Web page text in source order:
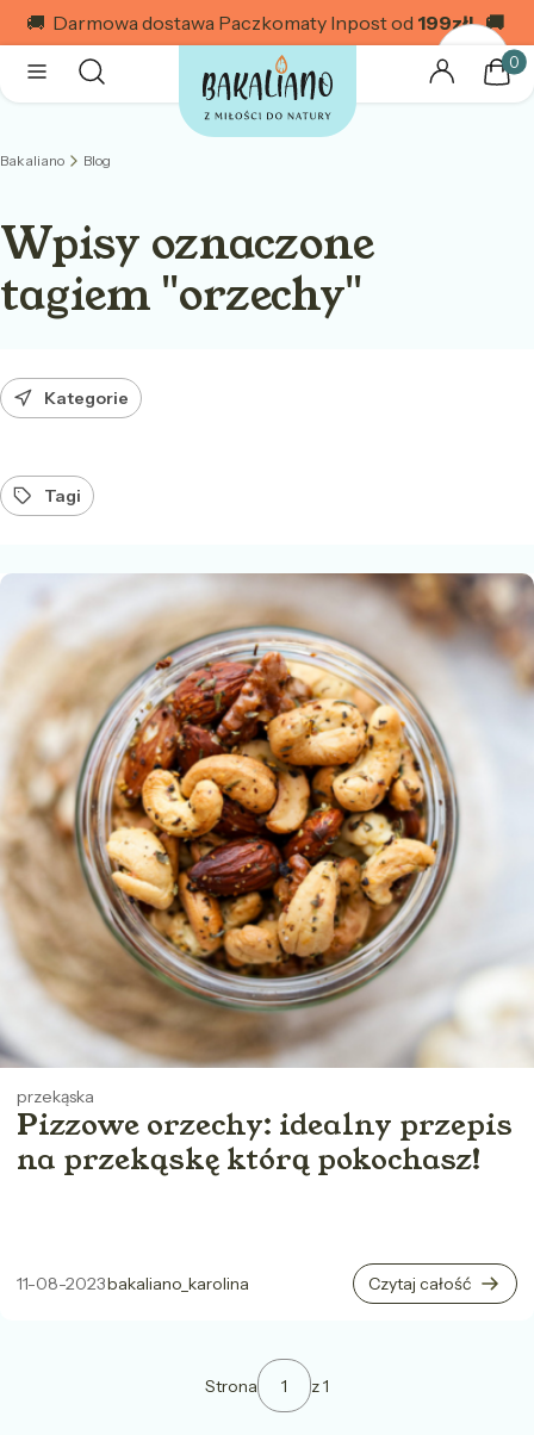
🚚 Darmowa dostawa Paczkomaty Inpost od 199zł! 🚚
Menu Otwórz wyszukiwarkę
Szukaj Zaloguj się
Bakaliano Blog
Wpisy oznaczone
tagiem "orzechy"
Kategorie
Tagi
przekąska
Pizzowe orzechy: idealny przepis
na przekąskę którą pokochasz!
11-08-2023bakaliano_karolina Czytaj całość
Strona z 1